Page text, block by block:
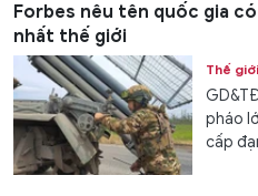
Forbes nêu tên quốc gia
nhất thế giới
Thế giới
pháo
cấp